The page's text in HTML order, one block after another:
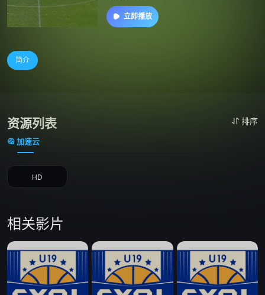
立即播放
简介
资源列表 排序
加速云
HD
相关影片